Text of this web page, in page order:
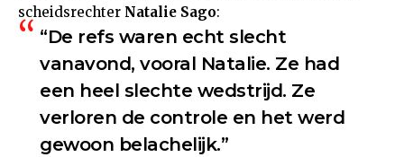
scheidsrechter Natalie Sago:
“De refs waren echt slecht
vanavond, vooral Natalie. Ze had
een heel slechte wedstrijd. Ze
verloren de controle en het werd
gewoon belachelijk.”